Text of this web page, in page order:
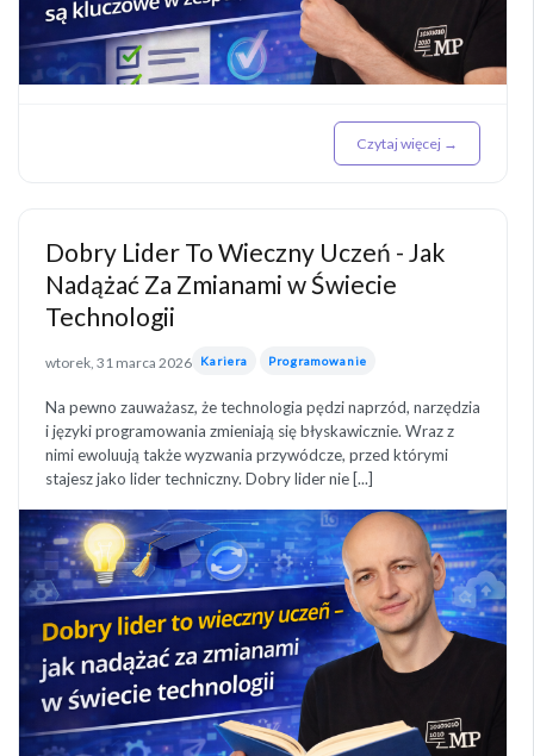
Czytaj więcej →
Dobry Lider To Wieczny Uczeń - Jak
Nadążać Za Zmianami w Świecie
Technologii
wtorek, 31 marca 2026 Kariera Programowanie
Na pewno zauważasz, że technologia pędzi naprzód, narzędzia
i języki programowania zmieniają się błyskawicznie. Wraz z
nimi ewoluują także wyzwania przywódcze, przed którymi
stajesz jako lider techniczny. Dobry lider nie [...]